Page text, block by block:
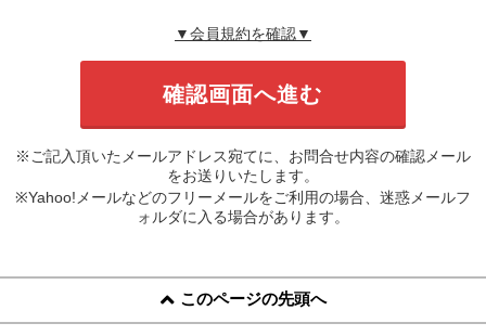
▼会員規約を確認▼
※ご記入頂いたメールアドレス宛てに、お問合せ内容の確認メール
をお送りいたします。
※Yahoo!メールなどのフリーメールをご利用の場合、迷惑メールフ
ォルダに入る場合があります。
このページの先頭へ